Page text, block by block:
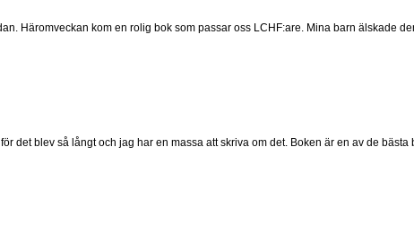
Häromveckan kom en rolig bok som passar oss LCHF:are. Mina barn älskade
det blev så långt och jag har en massa att skriva om det. Boken är en av de